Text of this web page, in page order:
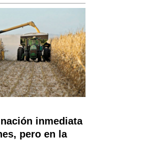
inmediata
pero en la